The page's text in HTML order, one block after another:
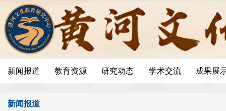
新闻报道 教育资源 研究动态 学术交流 成果展
新闻报道